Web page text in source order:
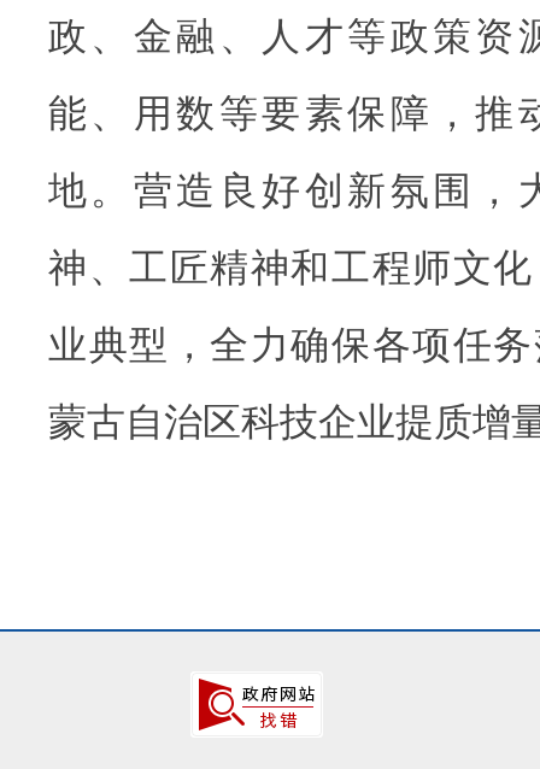
政、金融、人才等政策资
能、用数等要素保障，推
地。营造良好创新氛围，
神、工匠精神和工程师文
业典型，全力确保各项任
蒙古自治区科技企业提质增